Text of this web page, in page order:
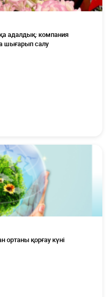
адалдық: компания
шығарып салу
ортаны қорғау күні